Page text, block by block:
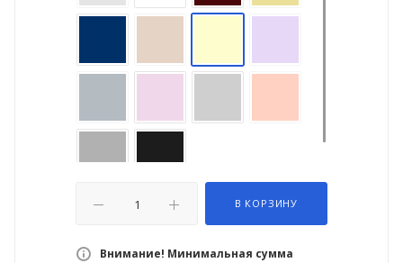
В КОРЗИНУ
Внимание! Минимальная сумма